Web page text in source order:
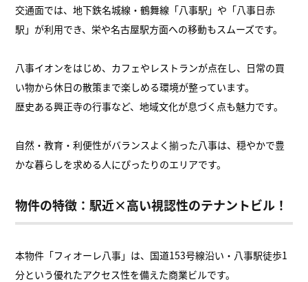
交通面では、地下鉄名城線・鶴舞線「八事駅」や「八事日赤
駅」が利用でき、栄や名古屋駅方面への移動もスムーズです。
八事イオンをはじめ、カフェやレストランが点在し、日常の買
い物から休日の散策まで楽しめる環境が整っています。
歴史ある興正寺の行事など、地域文化が息づく点も魅力です。
自然・教育・利便性がバランスよく揃った八事は、穏やかで豊
かな暮らしを求める人にぴったりのエリアです。
物件の特徴：駅近×高い視認性のテナントビル！
本物件「フィオーレ八事」は、国道153号線沿い・八事駅徒歩1
分という優れたアクセス性を備えた商業ビルです。